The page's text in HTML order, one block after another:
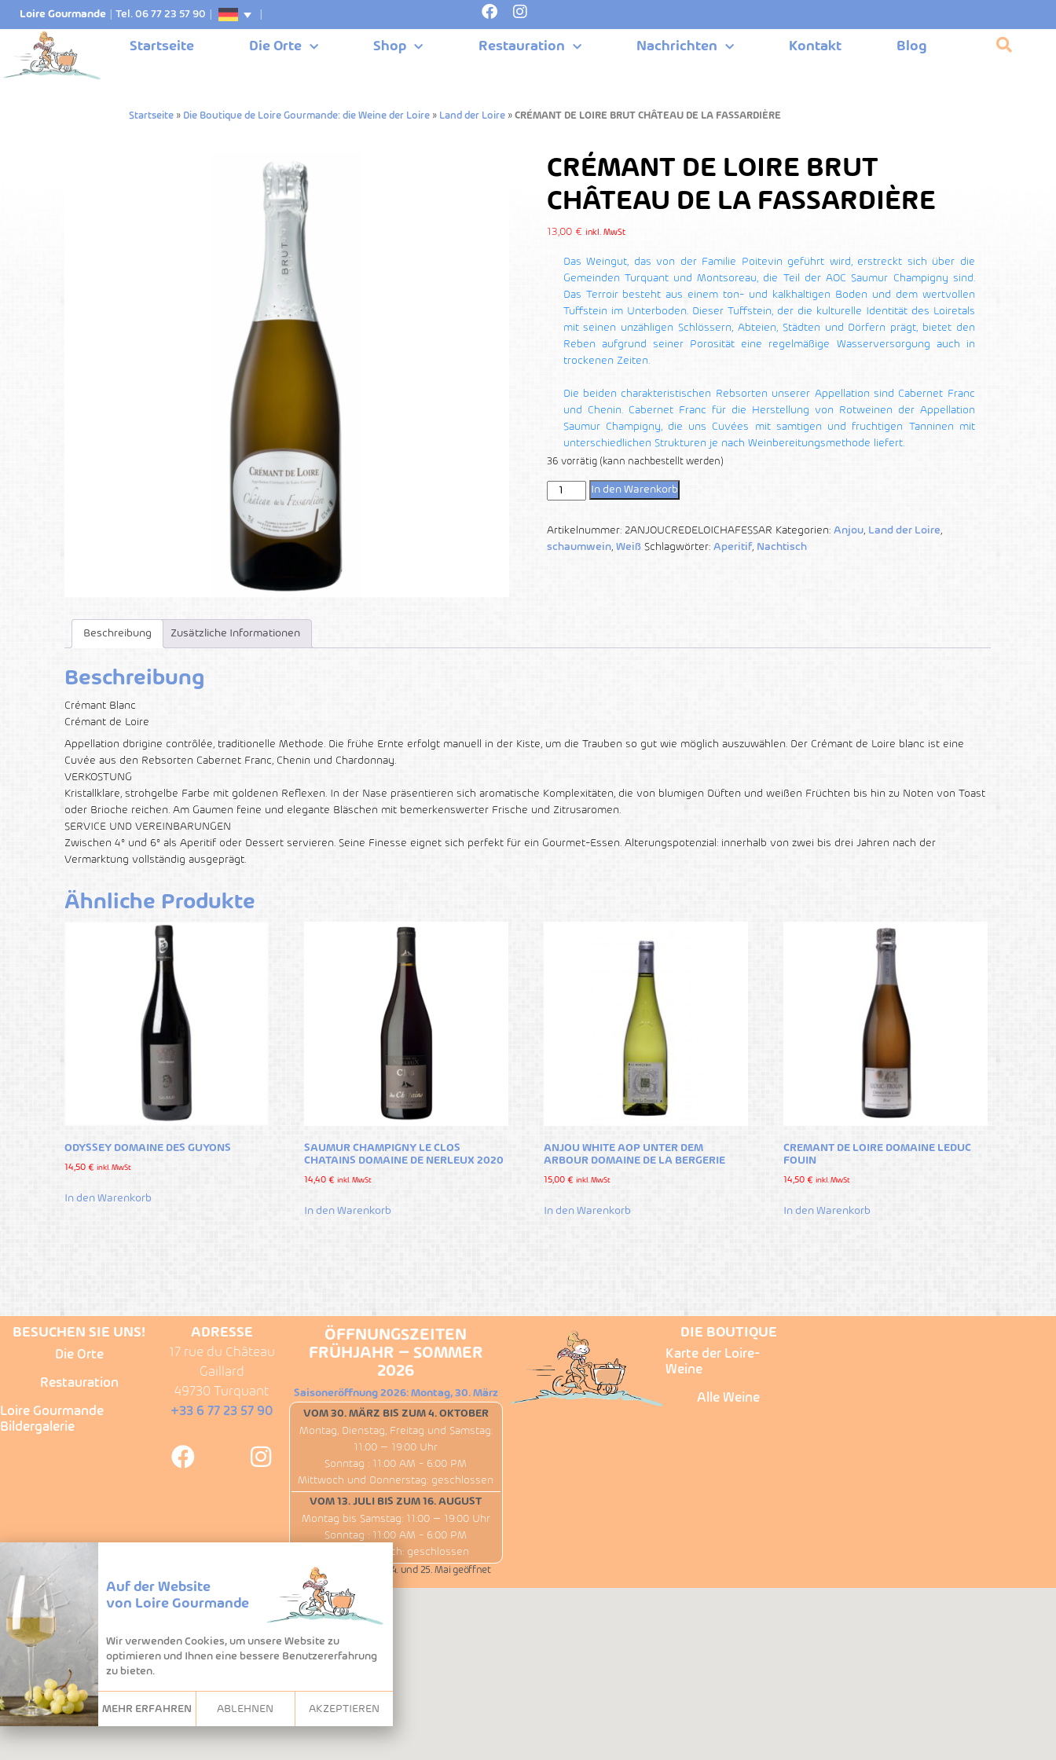
Loire Gourmande Tel. 06 77 23 57 90
Startseite Die Orte Shop Restauration Nachrichten Kontakt Blog
Startseite» Die Boutique de Loire Gourmande: die Weine der Loire» Land der Loire» CRÉMANT DE LOIRE BRUT CHÂTEAU DE LA FASSARDIÈRE
CRÉMANT DE LOIRE BRUT
CHÂTEAU DE LA FASSARDIÈRE
13,00 € inkl. MwSt
Das Weingut, das von der Familie Poitevin geführt wird, erstreckt sich über die
Gemeinden Turquant und Montsoreau, die Teil der AOC Saumur Champigny sind.
Das Terroir besteht aus einem ton- und kalkhaltigen Boden und dem wertvollen
Tuffstein im Unterboden. Dieser Tuffstein, der die kulturelle Identität des Loiretals
mit seinen unzähligen Schlössern, Abteien, Städten und Dörfern prägt, bietet den
Reben aufgrund seiner Porosität eine regelmäßige Wasserversorgung auch in
trockenen Zeiten.
Die beiden charakteristischen Rebsorten unserer Appellation sind Cabernet Franc
und Chenin. Cabernet Franc für die Herstellung von Rotweinen der Appellation
Saumur Champigny, die uns Cuvées mit samtigen und fruchtigen Tanninen mit
unterschiedlichen Strukturen je nach Weinbereitungsmethode liefert.
36 vorrätig (kann nachbestellt werden)
In den Warenkorb
Artikelnummer: 2ANJOUCREDELOICHAFESSAR Kategorien: Anjou, Land der Loire,
schaumwein, Weiß Schlagwörter: Aperitif, Nachtisch
Beschreibung Zusätzliche Informationen
Beschreibung
Crémant Blanc
Crémant de Loire
Appellation d’origine contrôlée, traditionelle Methode. Die frühe Ernte erfolgt manuell in der Kiste, um die Trauben so gut wie möglich auszuwählen. Der Crémant de Loire blanc ist eine
Cuvée aus den Rebsorten Cabernet Franc, Chenin und Chardonnay.
VERKOSTUNG
Kristallklare, strohgelbe Farbe mit goldenen Reflexen. In der Nase präsentieren sich aromatische Komplexitäten, die von blumigen Düften und weißen Früchten bis hin zu Noten von Toast
oder Brioche reichen. Am Gaumen feine und elegante Bläschen mit bemerkenswerter Frische und Zitrusaromen.
SERVICE UND VEREINBARUNGEN
Zwischen 4° und 6° als Aperitif oder Dessert servieren. Seine Finesse eignet sich perfekt für ein Gourmet-Essen. Alterungspotenzial: innerhalb von zwei bis drei Jahren nach der
Vermarktung vollständig ausgeprägt.
Ähnliche Produkte
ODYSSEY DOMAINE DES GUYONS
14,50€ inkl. MwSt
In den Warenkorb
SAUMUR CHAMPIGNY LE CLOS
CHATAINS DOMAINE DE NERLEUX 2020
14,40€ inkl. MwSt
In den Warenkorb
ANJOU WHITE AOP UNTER DEM
ARBOUR DOMAINE DE LA BERGERIE
15,00 € inkl. MwSt
In den Warenkorb
CREMANT DE LOIRE DOMAINE LEDUC
FOUIN
14,50 € inkl. MwSt
In den Warenkorb
Auf der Website
von Loire Gourmande
Wir verwenden Cookies, um unsere Website zu
optimieren und Ihnen eine bessere Benutzererfahrung
zu bieten.
MEHR ERFAHREN ABLEHNEN AKZEPTIEREN
BESUCHEN SIE UNS!
Die Orte
Restauration
Loire Gourmande
Bildergalerie
ADRESSE
17 rue du Château
Gaillard
49730 Turquant
+33 6 77 23 57 90
ÖFFNUNGSZEITEN
FRÜHJAHR – SOMMER
2026
Saisoneröffnung 2026: Montag, 30. März
VOM 30. MÄRZ BIS ZUM 4. OKTOBER
Montag, Dienstag, Freitag und Samstag:
11:00 – 19:00 Uhr
Sonntag : 11:00 AM - 6:00 PM
Mittwoch und Donnerstag: geschlossen
VOM 13. JULI BIS ZUM 16. AUGUST
Montag bis Samstag: 11:00 – 19:00 Uhr
Sonntag : 11:00 AM - 6:00 PM
Außer Mittwoch: geschlossen
Wir haben am 1., 8., 14. und 25. Mai geöffnet
DIE BOUTIQUE
Karte der Loire-
Weine
Alle Weine